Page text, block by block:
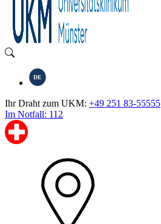
DE
Ihr Draht zum UKM: +49 251 83-55555
Im Notfall: 112